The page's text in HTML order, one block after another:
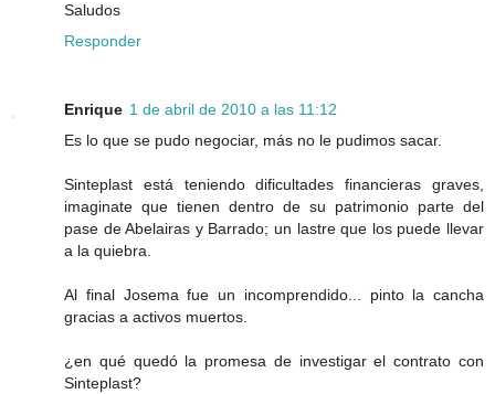
Saludos
Responder
Enrique 1 de abril de 2010 a las 11:12
Es lo que se pudo negociar, más no le pudimos sacar.
Sinteplast está teniendo dificultades financieras graves,
imaginate que tienen dentro de su patrimonio parte del
pase de Abelairas y Barrado; un lastre que los puede llevar
a la quiebra.
Al final Josema fue un incomprendido... pinto la cancha
gracias a activos muertos.
¿en qué quedó la promesa de investigar el contrato con
Sinteplast?